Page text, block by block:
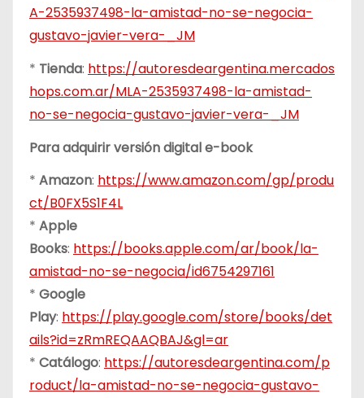
A-2535937498-la-amistad-no-se-negocia-
gustavo-javier-vera-_JM
* Tienda: https://autoresdeargentina.mercados
hops.com.ar/MLA-2535937498-la-amistad-
no-se-negocia-gustavo-javier-vera-_JM
Para adquirir versión digital e-book
* Amazon: https://www.amazon.com/gp/produ
ct/B0FX5S1F4L
* Apple
Books: https://books.apple.com/ar/book/la-
amistad-no-se-negocia/id6754297161
* Google
Play: https://play.google.com/store/books/det
ails?id=zRmREQAAQBAJ&gl=ar
* Catálogo: https://autoresdeargentina.com/p
roduct/la-amistad-no-se-negocia-gustavo-